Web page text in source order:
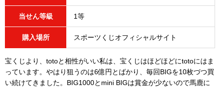
当せん等級 1等
購入場所 スポーツくじオフィシャルサイト
宝くじより、totoと相性がいい私は、宝くじはほどほどにtotoにはま
っています。やはり狙うのは6億円とばかり、毎回BIGを10枚づつ買
い続けてきました。BIG1000とmini BIGは賞金が少ないので馬鹿に